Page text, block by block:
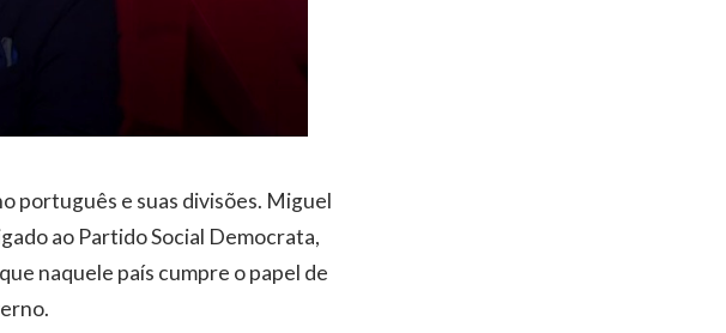
português e suas divisões. Miguel
ao Partido Social Democrata,
naquele país cumpre o papel de